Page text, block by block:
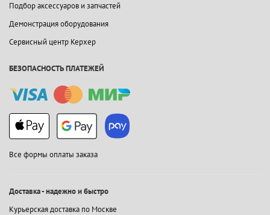
Подбор аксессуаров и запчастей
Демонстрация оборудования
Сервисный центр Керхер
БЕЗОПАСНОСТЬ ПЛАТЕЖЕЙ
Все формы оплаты заказа
Доставка - надежно и быстро
Курьерская доставка по Москве